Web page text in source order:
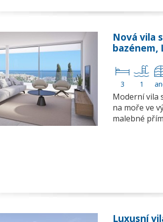
Nová vila
bazénem,
3 1
Moderní vila
na moře ve
malebné
Luxusní